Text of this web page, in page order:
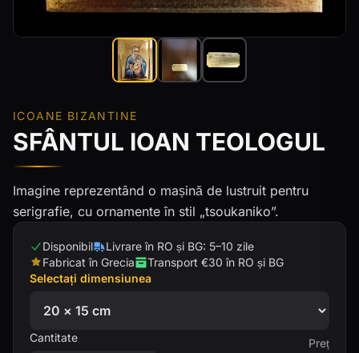
ICOANE BIZANTINE
SFÂNTUL IOAN TEOLOGUL
Imagine reprezentând o mașină de lustruit pentru
serigrafie, cu ornamente în stil „tsoukaniko”.
Disponibil
Livrare în RO și BG: 5–10 zile
Fabricat în Grecia
Transport €30 în RO și BG
Selectați dimensiunea
Cantitate Preț